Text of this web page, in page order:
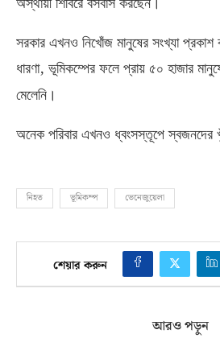
অস্থায়ী শিবিরে বসবাস করছেন।
সরকার এখনও নিখোঁজ মানুষের সংখ্যা প্রকাশ
ধারণা, ভূমিকম্পের ফলে প্রায় ৫০ হাজার
মেলেনি।
অনেক পরিবার এখনও ধ্বংসস্তূপে স্বজনদের
নিহত ভূমিকম্প ভেনেজুয়েলা
শেয়ার করুন
আরও পড়ুন